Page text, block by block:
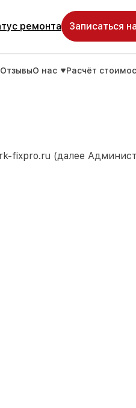
ремонта Записаться
ОтзывыО нас Расчёт
fixpro.ru (далее